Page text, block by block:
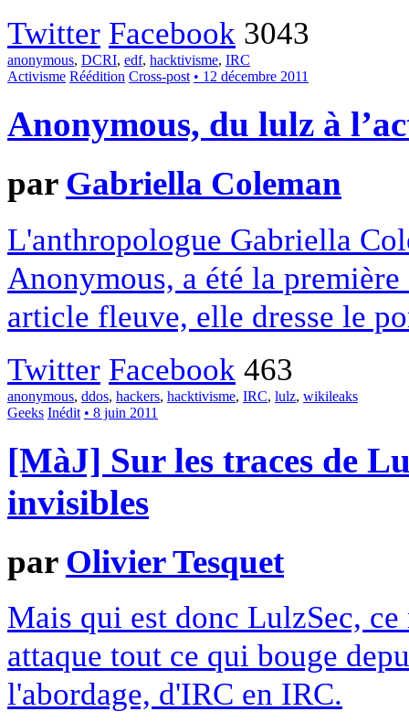
Twitter Facebook 3043
anonymous, DCRI, edf, hacktivisme, IRC
Activisme Réédition Cross-post • 12 décembre 2011
Anonymous, du lulz à
par Gabriella Coleman
L'anthropologue Gabriella
Anonymous, a été la
article fleuve, elle dresse le
Twitter Facebook 463
anonymous, ddos, hackers, hacktivisme, IRC, lulz, wikileaks
Geeks Inédit • 8 juin 2011
[MàJ] Sur les traces de
invisibles
par Olivier Tesquet
Mais qui est donc LulzSec,
attaque tout ce qui bouge
l'abordage, d'IRC en IRC.